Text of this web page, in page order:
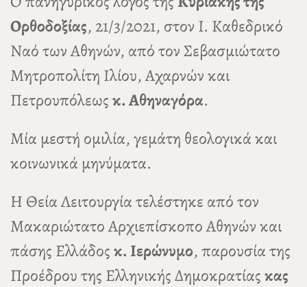
Ορθοδοξίας, 21/3/2021, στον Ι. Καθεδρικό
Ναό των Αθηνών, από τον Σεβασμιώτατο
Μητροπολίτη Ιλίου, Αχαρνών και
Πετρουπόλεωςκ. Αθηναγόρα.
Μία μεστή ομιλία, γεμάτη θεολογικά και
κοινωνικά μηνύματα.
Η Θεία Λειτουργία τελέστηκε από τον
Μακαριώτατο Αρχιεπίσκοπο Αθηνών και
πάσης Ελλάδοςκ. Ιερώνυμο, παρουσία της
Προέδρου της Ελληνικής Δημοκρατίαςκας